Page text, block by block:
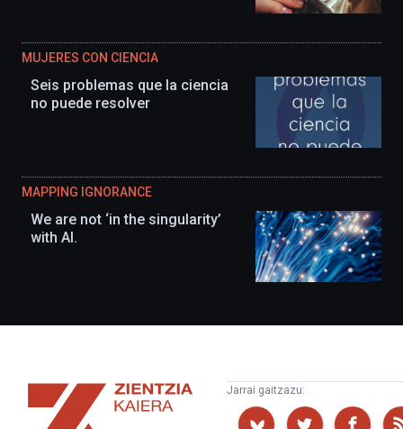
MUJERES CON CIENCIA
Seis problemas que la ciencia
no puede resolver
MAPPING IGNORANCE
We are not ‘in the singularity’
with AI.
Zientzia
Kaiera
Jarrai gaitzazu: